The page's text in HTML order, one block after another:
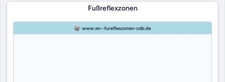
Fußreflexzonen